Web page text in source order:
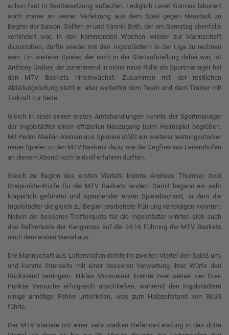
schon fast in Bestbesetzung auflaufen. Lediglich Levet Görmus laboriert
noch immer an seiner Verletzung aus dem Spiel gegen Neustadt zu
Beginn der Saison. Sollten er und Yannik Both, der am Samstag ebenfalls
verhindert war, in den kommenden Wochen wieder zur Mannschaft
dazustoßen, dürfte wieder mit den Ingolstädtern in der Liga zu rechnen
sein. Ein weiterer Spieler, der nicht in der Startaufstellung dabei war, ist
Anthony Gräber, der zunehmend in seine neue Rolle als Sportmanager bei
den MTV Baskets hineinwächst. Zusammen mit der restlichen
Abteilungsleitung steht er aber weiterhin dem Team und dem Trainer mit
Tatkraft zur Seite.
Gleich in einer seiner ersten Amtshandlungen konnte der Sportmanager
der Ingolstädter einen offiziellen Neuzugang beim Heimspiel begrüßen.
Mit Pedro Abellán Aleman aus Spanien stößt ein weiterer leistungsstarker
neuer Spieler zu den MTV Baskets dazu, wie die Gegfner aus Leitershofen
an diesem Abend noch leidvoll erfahren durften.
Gleich zu Beginn des ersten Viertels konnte Andreas Thumser zwei
Dreipunkte-Würfe für die MTV Baskets landen. Damit begann ein sehr
körperlich geführter und spannender erster Spielabschnitt, in dem die
Ingolstädter die gleich zu Beginn erarbeitete Führung verteidigen konnten.
Neben der besseren Trefferquote für die Ingolstädter wirkten sich auch
drei Ballverluste der Kangaroos auf die 24:16 Führung der MTV Baskets
nach dem ersten Viertel aus.
Die Mannschaft aus Leitershofen drehte im zweiten Viertel den Spieß um,
und konnte Ihrerseits mit einer besseren Verwertung ihrer Würfe den
Rückstand verringern. Niklas Moosrainer konnte zwei seiner vier Drei-
Punkte Versuche erfolgreich abschließen, während den Ingolstädtern
einige unnötige Fehler unterliefen, was zum Halbzeitstand von 38:35
führte.
Der MTV startete mit einer sehr starken Defence-Leistung in das dritte